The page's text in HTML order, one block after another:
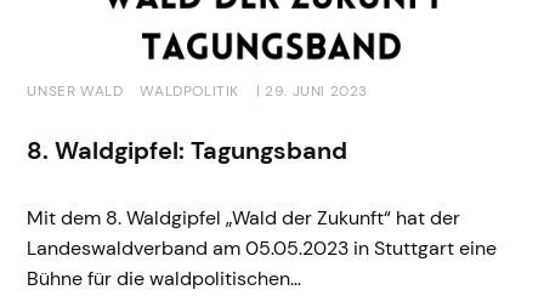
UNSER WALD WALDPOLITIK | 29. JUNI 2023
8. Waldgipfel: Tagungsband
Mit dem 8. Waldgipfel „Wald der Zukunft“ hat der
Landeswaldverband am 05.05.2023 in Stuttgart eine
Bühne für die waldpolitischen…